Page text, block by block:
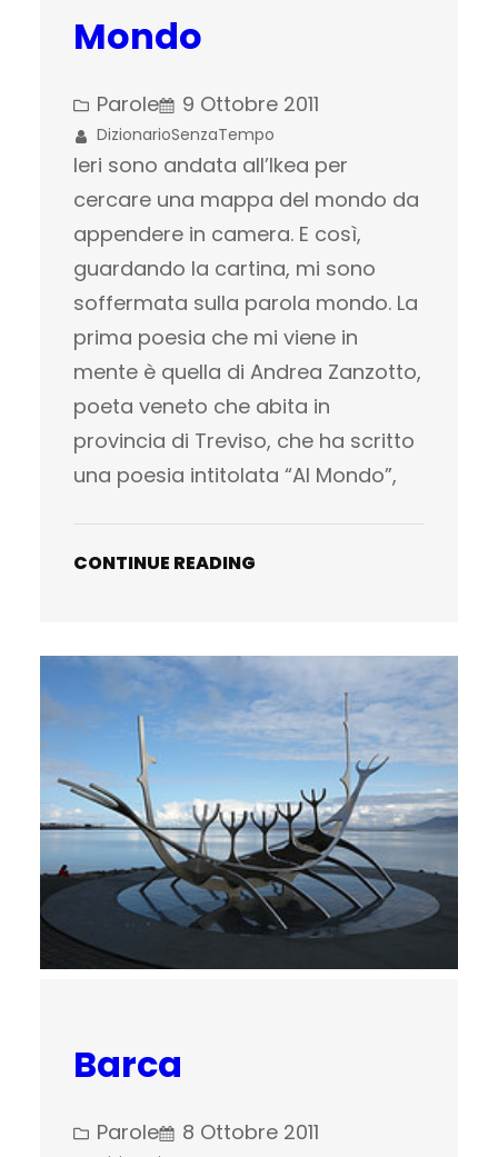
Mondo
Parole 9 Ottobre 2011
DizionarioSenzaTempo
Ieri sono andata all’Ikea per
cercare una mappa del mondo da
appendere in camera. E così,
guardando la cartina, mi sono
soffermata sulla parola mondo. La
prima poesia che mi viene in
mente è quella di Andrea Zanzotto,
poeta veneto che abita in
provincia di Treviso, che ha scritto
una poesia intitolata “Al Mondo”,
CONTINUE READING
Barca
Parole 8 Ottobre 2011